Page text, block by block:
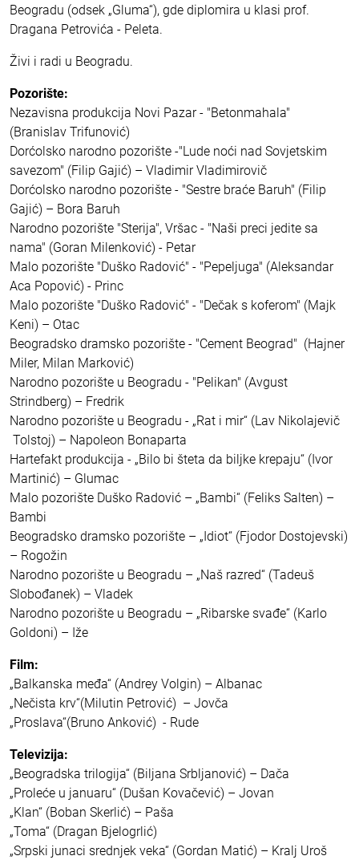
Beogradu (odsek „Gluma“), gde diplomira u klasi prof.
Dragana Petrovića - Peleta.
Živi i radi u Beogradu.
Pozorište:
Nezavisna produkcija Novi Pazar - "Betonmahala"
(Branislav Trifunović)
Dorćolsko narodno pozorište -"Lude noći nad Sovjetskim
savezom" (Filip Gajić) – Vladimir Vladimirovič
Dorćolsko narodno pozorište - "Sestre braće Baruh" (Filip
Gajić) – Bora Baruh
Narodno pozorište "Sterija", Vršac - "Naši preci jedite sa
nama" (Goran Milenković) - Petar
Malo pozorište "Duško Radović" - "Pepeljuga" (Aleksandar
Aca Popović) - Princ
Malo pozorište "Duško Radović" - "Dečak s koferom" (Majk
Keni) – Otac
Beogradsko dramsko pozorište - "Cement Beograd" (Hajner
Miler, Milan Marković)
Narodno pozorište u Beogradu - "Pelikan" (Avgust
Strindberg) – Fredrik
Narodno pozorište u Beogradu - „Rat i mir“ (Lav Nikolajevič
Tolstoj) – Napoleon Bonaparta
Hartefakt produkcija - „Bilo bi šteta da biljke krepaju“ (Ivor
Martinić) – Glumac
Malo pozorište Duško Radović – „Bambi“ (Feliks Salten) –
Bambi
Beogradsko dramsko pozorište – „Idiot“ (Fjodor Dostojevski)
– Rogožin
Narodno pozorište u Beogradu – „Naš razred“ (Tadeuš
Slobođanek) – Vladek
Narodno pozorište u Beogradu – „Ribarske svađe“ (Karlo
Goldoni) – Iže
Film:
„Balkanska međa“ (Andrey Volgin) – Albanac
„Nečista krv“(Milutin Petrović) – Jovča
„Proslava“(Bruno Anković) - Rude
Televizija:
„Beogradska trilogija“ (Biljana Srbljanović) – Dača
„Proleće u januaru“ (Dušan Kovačević) – Jovan
„Klan“ (Boban Skerlić) – Paša
„Toma“ (Dragan Bjelogrlić)
„Srpski junaci srednjek veka“ (Gordan Matić) – Kralj Uroš